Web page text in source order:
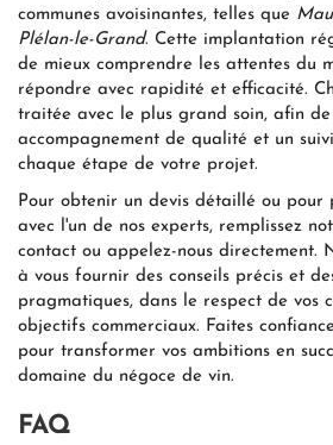
communes avoisinantes, telles que
Plélan-le-Grand. Cette implantation
de mieux comprendre les attentes du
répondre avec rapidité et efficacité.
traitée avec le plus grand soin, afin
accompagnement de qualité et un
chaque étape de votre projet.
Pour obtenir un devis détaillé ou pour
avec l'un de nos experts, remplissez
contact ou appelez-nous directement.
à vous fournir des conseils précis et
pragmatiques, dans le respect de vos
objectifs commerciaux. Faites
pour transformer vos ambitions en
domaine du négoce de vin.
FAQ